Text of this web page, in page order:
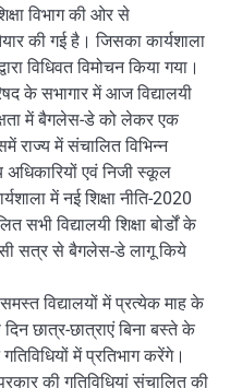
विभाग की ओर से
की गई है। जिसका कार्यशाला
विधिवत विमोचन किया गया।
के सभागार में आज विद्यालयी
में बैगलेस-डे को लेकर एक
राज्य में संचालित विभिन्न
अधिकारियों एवं निजी स्कूल
में नई शिक्षा नीति-2020
विद्यालयी शिक्षा बोर्डों के
सत्र से बैगलेस-डे लागू किये
विद्यालयों में प्रत्येक माह के
छात्र-छात्राएं बिना बस्ते के
में प्रतिभाग करेंगे।
की गतिविधियां संचालित की